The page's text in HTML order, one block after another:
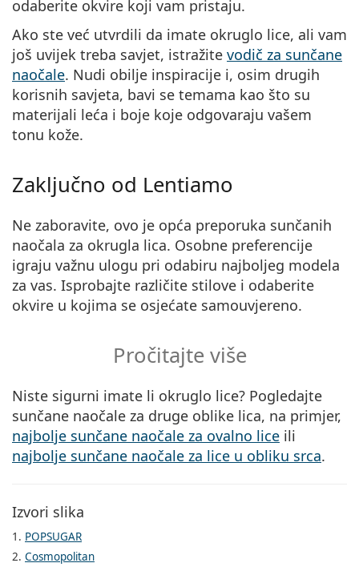
odaberite okvire koji vam pristaju.
Ako ste već utvrdili da imate okruglo lice, ali vam
još uvijek treba savjet, istražite vodič za sunčane
naočale. Nudi obilje inspiracije i, osim drugih
korisnih savjeta, bavi se temama kao što su
materijali leća i boje koje odgovaraju vašem
tonu kože.
Zaključno od Lentiamo
Ne zaboravite, ovo je opća preporuka sunčanih
naočala za okrugla lica. Osobne preferencije
igraju važnu ulogu pri odabiru najboljeg modela
za vas. Isprobajte različite stilove i odaberite
okvire u kojima se osjećate samouvjereno.
Pročitajte više
Niste sigurni imate li okruglo lice? Pogledajte
sunčane naočale za druge oblike lica, na primjer,
najbolje sunčane naočale za ovalno lice ili
najbolje sunčane naočale za lice u obliku srca.
Izvori slika
1. POPSUGAR
2. Cosmopolitan